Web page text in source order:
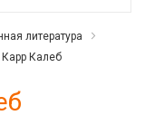
литература
Калеб